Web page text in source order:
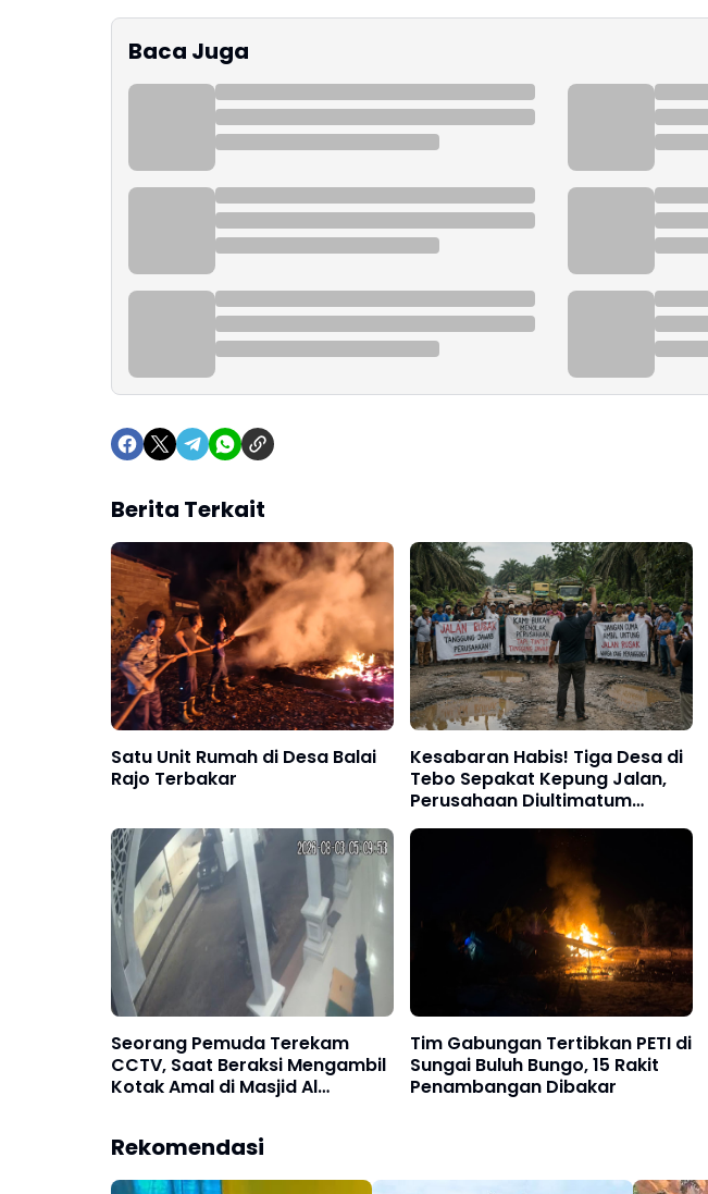
Baca Juga
Berita Terkait
Satu Unit Rumah di Desa Balai
Rajo Terbakar
Kesabaran Habis! Tiga Desa di
Tebo Sepakat Kepung Jalan,
Perusahaan Diultimatum
Bertanggung Jawab
Seorang Pemuda Terekam
CCTV, Saat Beraksi Mengambil
Kotak Amal di Masjid Al
Tim Gabungan Tertibkan PETI di
Sungai Buluh Bungo, 15 Rakit
Penambangan Dibakar
Rekomendasi